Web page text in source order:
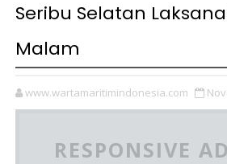
Seribu Selatan
Malam
www.wartamaritimindonesia.com
RESPONSIVE